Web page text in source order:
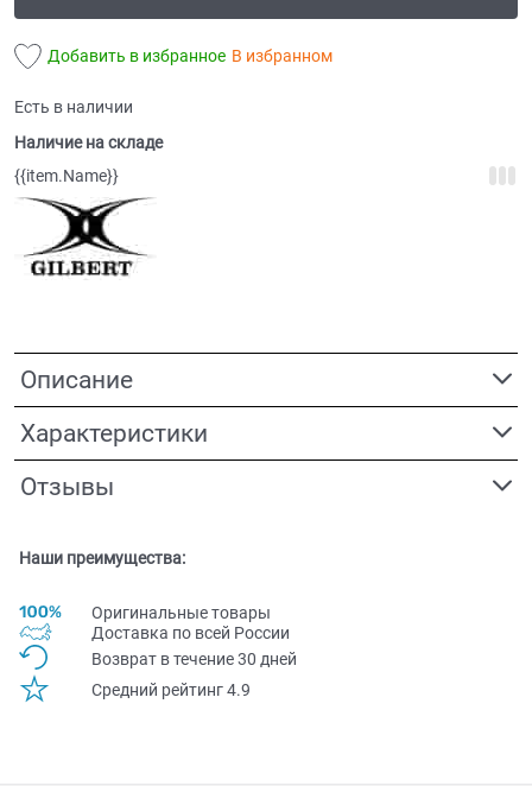
Добавить в избранное В избранном
Есть в наличии
Наличие на складе
{{item.Name}}
Описание
Характеристики
Отзывы
Наши преимущества:
Оригинальные товары
Доставка по всей Pоссии
Возврат в течение 30 дней
Средний рейтинг 4.9